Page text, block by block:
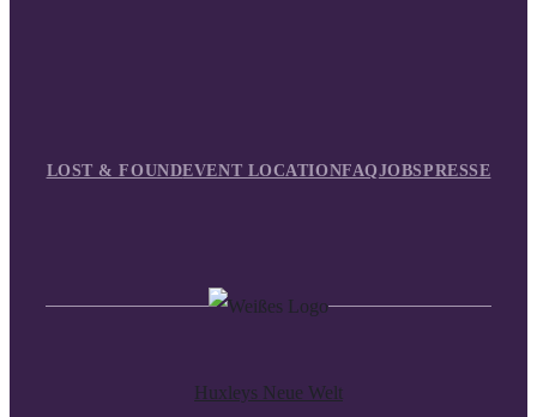
LOST & FOUNDEVENT LOCATIONFAQJOBSPRESSE
Huxleys Neue Welt